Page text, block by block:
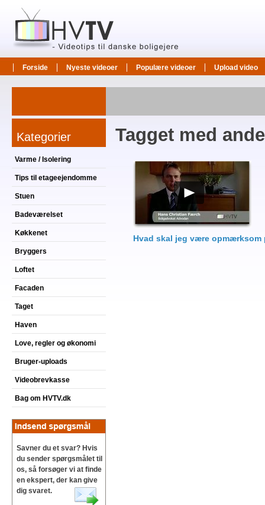
Forside Nyeste videoer Populære videoer Upload video
Kategorier
Varme / Isolering
Tips til etageejendomme
Stuen
Badeværelset
Køkkenet
Bryggers
Loftet
Facaden
Taget
Haven
Love, regler og økonomi
Bruger-uploads
Videobrevkasse
Bag om HVTV.dk
Savner du et svar? Hvis
du sender spørgsmålet til
os, så forsøger vi at finde
en ekspert, der kan give
dig svaret.
Tagget med
Hvad skal jeg være opmærksom